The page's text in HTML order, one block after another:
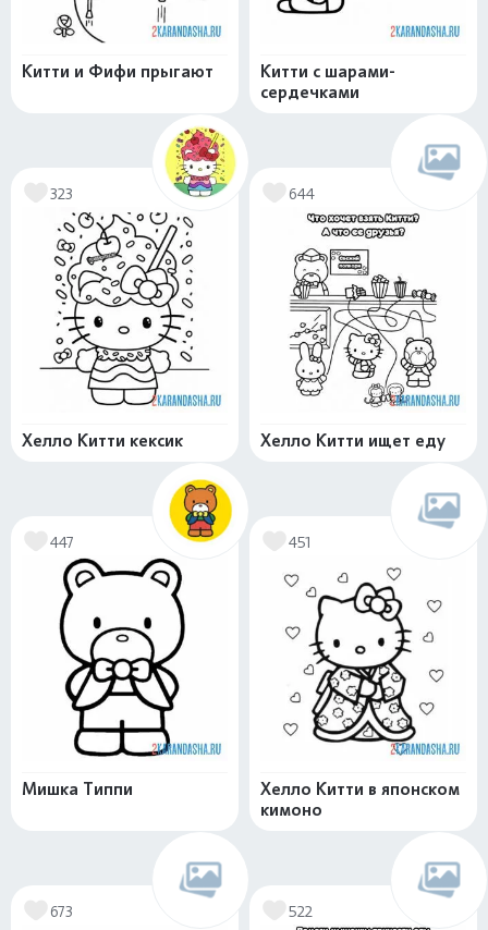
Китти и Фифи прыгают
Китти с шарами-
сердечками
323
Хелло Китти кексик
644
Хелло Китти ищет еду
447
Мишка Типпи
451
Хелло Китти в японском
кимоно
673 522